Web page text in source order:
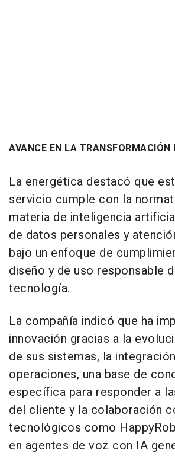
AVANCE EN LA TRANSFORMACIÓN
La energética destacó que
servicio cumple con la
materia de inteligencia
de datos personales y
bajo un enfoque de
diseño y de uso responsable
tecnología.
La compañía indicó que ha
innovación gracias a la
de sus sistemas, la
operaciones, una base de
específica para responder a
del cliente y la colaboración
tecnológicos como
en agentes de voz con IA